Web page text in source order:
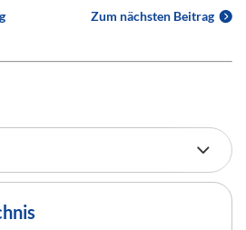
Zum nächsten Beitrag